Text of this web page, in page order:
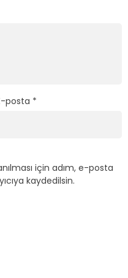
posta *
için adım, e-posta
kaydedilsin.